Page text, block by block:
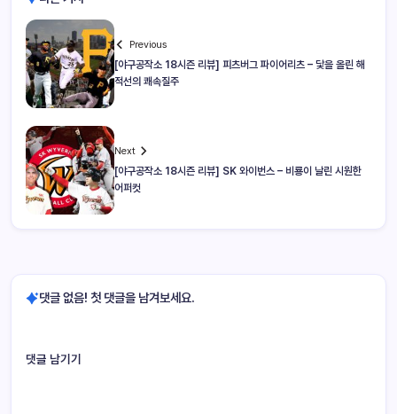
Previous
[야구공작소 18시즌 리뷰] 피츠버그 파이어리츠 – 닻을 올린 해
적선의 쾌속질주
Next
[야구공작소 18시즌 리뷰] SK 와이번스 – 비룡이 날린 시원한
어퍼컷
댓글 없음! 첫 댓글을 남겨보세요.
댓글 남기기